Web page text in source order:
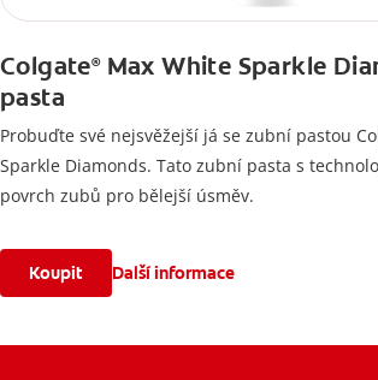
Colgate®Max White Sparkle
pasta
Probuďte své nejsvěžejší já se zubní pastou
Sparkle Diamonds. Tato zubní pasta s technologií UltraFreeze leští
povrch zubů pro bělejší úsměv.
Koupit Další informace